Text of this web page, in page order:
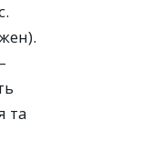
та